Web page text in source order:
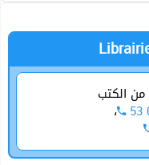
الكتب
53 ،